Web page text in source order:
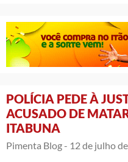
POLÍCIA PEDE À
ACUSADO DE
ITABUNA
Pimenta Blog - 12 de julho